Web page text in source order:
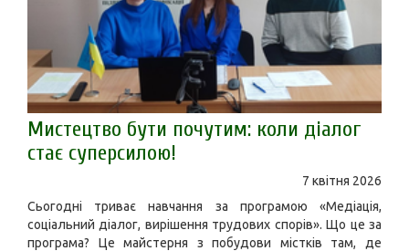
Мистецтво бути почутим: коли діалог
стає суперсилою!
7 квітня 2026
Сьогодні триває навчання за програмою «Медіація,
соціальний діалог, вирішення трудових спорів». Що це за
програма? Це майстерня з побудови містків там, де